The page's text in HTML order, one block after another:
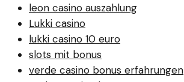
leon casino auszahlung
Lukki casino
lukki casino 10 euro
slots mit bonus
verde casino bonus erfahrungen